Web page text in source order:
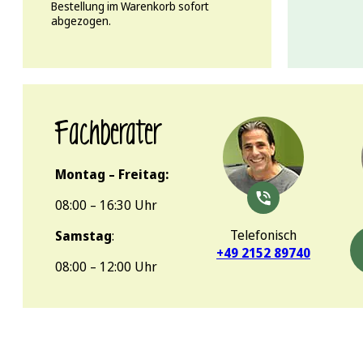
Bestellung im Warenkorb sofort
abgezogen.
Fachberater
Montag – Freitag:
08:00 – 16:30 Uhr
Samstag:
08:00 – 12:00 Uhr
Telefonisch
+49 2152 89740